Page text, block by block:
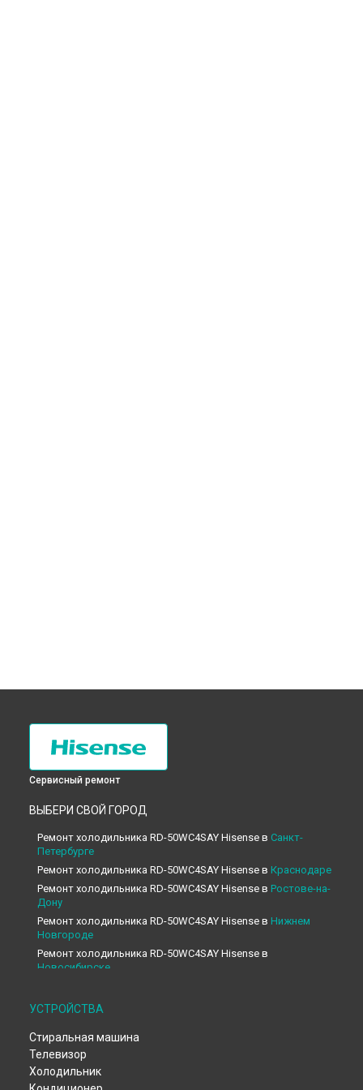
Сервисный ремонт
ВЫБЕРИ СВОЙ ГОРОД
Ремонт холодильника RD-50WС4SAY Hisense в Санкт-
Петербурге
Ремонт холодильника RD-50WС4SAY Hisense в Краснодаре
Ремонт холодильника RD-50WС4SAY Hisense в Ростове-на-
Дону
Ремонт холодильника RD-50WС4SAY Hisense в Нижнем
Новгороде
Ремонт холодильника RD-50WС4SAY Hisense в
Новосибирске
Ремонт холодильника RD-50WС4SAY Hisense в
Ремонт холодильника RD-50WС4SAY Hisense в
Ремонт холодильника RD-50WС4SAY Hisense в
Ремонт холодильника RD-50WС4SAY Hisense в
УСТРОЙСТВА
Стиральная машина
Телевизор
Холодильник